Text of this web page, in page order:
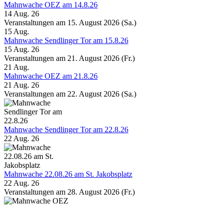
Mahnwache OEZ am 14.8.26
14 Aug. 26
Veranstaltungen am 15. August 2026 (Sa.)
15Aug.
Mahnwache Sendlinger Tor am 15.8.26
15 Aug. 26
Veranstaltungen am 21. August 2026 (Fr.)
21 Aug.
Mahnwache OEZ am 21.8.26
21 Aug. 26
Veranstaltungen am 22. August 2026 (Sa.)
Mahnwache Sendlinger Tor am 22.8.26
22 Aug. 26
Mahnwache 22.08.26 am St. Jakobsplatz
22 Aug. 26
Veranstaltungen am 28. August 2026 (Fr.)